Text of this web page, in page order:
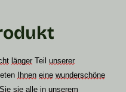
länger Teil unserer
Ihnen eine wunderschöne
Sie sie alle in unserem